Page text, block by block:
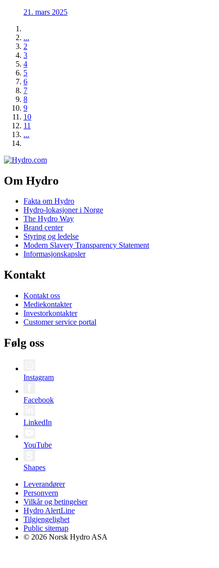
21. mars 2025
...
2
3
4
5
6
7
8
9
10
11
...
Om Hydro
Fakta om Hydro
Hydro-lokasjoner i Norge
The Hydro Way
Brand center
Styring og ledelse
Modern Slavery Transparency Statement
Informasjonskapsler
Kontakt
Kontakt oss
Mediekontakter
Investorkontakter
Customer service portal
Følg oss
Instagram
Facebook
LinkedIn
YouTube
Shapes
Leverandører
Personvern
Vilkår og betingelser
Hydro AlertLine
Tilgjengelighet
Public sitemap
© 2026 Norsk Hydro ASA